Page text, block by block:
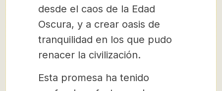
desde el caos de la Edad
Oscura, y a crear oasis de
tranquilidad en los que pudo
renacer la civilización.
Esta promesa ha tenido